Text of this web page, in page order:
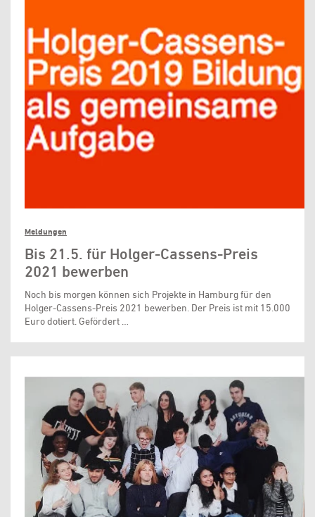
Meldungen
Bis 21.5. für Holger-Cassens-Preis
2021 bewerben
Noch bis morgen können sich Projekte in Hamburg für den
Holger-Cassens-Preis 2021 bewerben. Der Preis ist mit 15.000
Euro dotiert. Gefördert …